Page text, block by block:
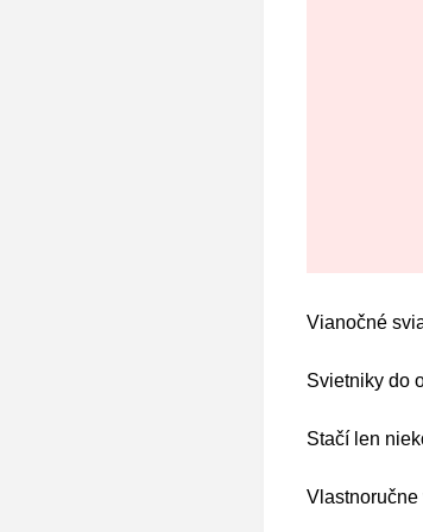
Vianočné
Svietniky do
Stačí len
Vlastnoručne